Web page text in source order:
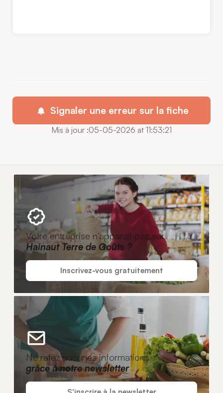
Signaler une erreur sur la fiche
Mis à jour :05-05-2026 at 11:53:21
Votre entreprise n'apparaît pas sur
Hainaut Terre de Goûts ?
Inscrivez-vous gratuitement
Ne ratez aucunes informations
grâce à notre newsletter